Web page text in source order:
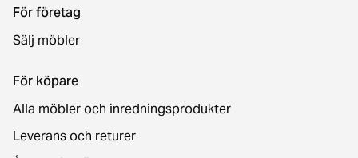
För företag
Sälj möbler
För köpare
Alla möbler och inredningsprodukter
Leverans och returer